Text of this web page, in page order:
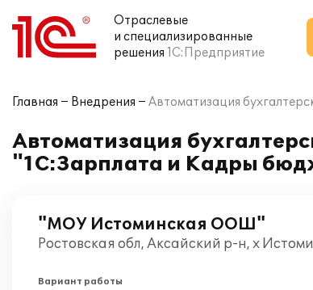
Отраслевые
и специализированные
решения 1С:Предприятие
Главная Внедрения Автоматизация
Автоматизация
"1С:Зарплата и Кадры
"МОУ Истоминская ООШ"
Ростовская обл, Аксайский р-н, х
Вариант работы